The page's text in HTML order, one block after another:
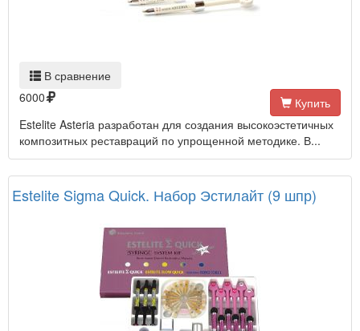
В сравнение
6000
Купить
Estelite Asteria разработан для создания высокоэстетичных
композитных реставраций по упрощенной методике. В...
Estelite Sigma Quick. Набор Эстилайт (9 шпр)